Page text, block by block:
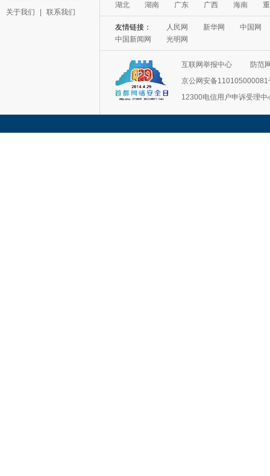
关于我们 联系我们
湖北
湖南 广东 广西 海南
友情链接： 人民网 新华网
中国网
中国新闻网
光明网
互联网举报中心
防范
京公网安备110105000081
12300电信用户申诉受理中